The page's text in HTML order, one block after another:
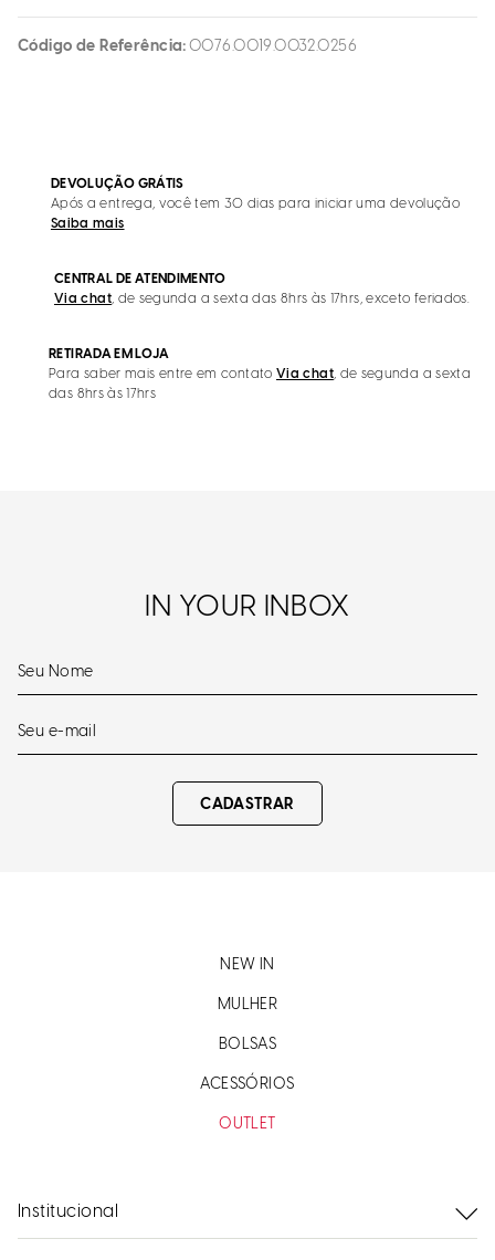
Código de Referência 0076.0019.0032.0256
DEVOLUÇÃO GRÁTIS
Após a entrega, você tem 30 dias para iniciar uma devolução
Saiba mais
CENTRAL DE ATENDIMENTO
Via chat, de segunda a sexta das 8hrs às 17hrs, exceto feriados.
RETIRADA EM LOJA
Para saber mais entre em contato Via chat, de segunda a sexta
das 8hrs às 17hrs
IN YOUR INBOX
CADASTRAR
NEW IN
MULHER
BOLSAS
ACESSÓRIOS
OUTLET
Institucional